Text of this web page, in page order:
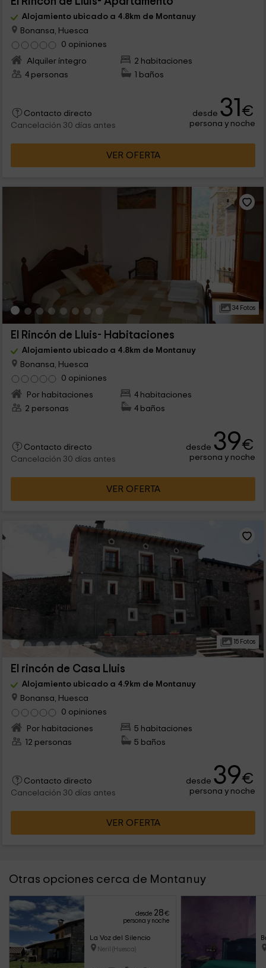
Alojamiento ubicado a 4.8km de Montanuy
Bonansa, Huesca
0 opiniones
Alquiler íntegro
2 habitaciones
4 personas
1 baños
Contacto directo
Cancelación 30 días antes
desde 31€
persona y noche
VER OFERTA
34 Fotos
El Rincón de Lluis- Habitaciones
Alojamiento ubicado a 4.8km de Montanuy
Bonansa, Huesca
0 opiniones
Por habitaciones
4 habitaciones
2 personas
4 baños
Contacto directo
Cancelación 30 días antes
desde 39€
persona y noche
VER OFERTA
15 Fotos
El rincón de Casa Lluis
Alojamiento ubicado a 4.9km de Montanuy
Bonansa, Huesca
0 opiniones
Por habitaciones
5 habitaciones
12 personas
5 baños
Contacto directo
Cancelación 30 días antes
desde 39€
persona y noche
VER OFERTA
Otras opciones cerca de Montanuy
desde 28€
persona y noche
La Voz del Silencio
Neril (Huesca)